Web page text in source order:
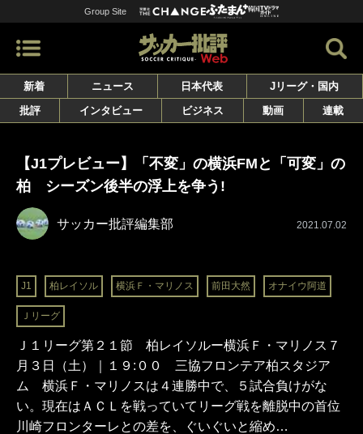
Group Site
新着 ニュース 日本代表
Jリーグ・国内
批評
インタビュー ビジネス 動画 連載
【J1プレビュー】「不変」の横浜FMと「可変」の
柏 シーズン後半の浮上を争う!
サッカー批評編集部 2021.07.02
J1 柏レイソル 横浜Ｆ・マリノス 前田大然 オナイウ阿道
Ｊリーグ
Ｊ１リーグ第２１節 柏レイソルー横浜Ｆ・マリノス７
月３日（土）｜１９:００ 三協フロンテア柏スタジア
ム 横浜Ｆ・マリノスは４連勝中で、５試合負けがな
い。現在はＡＣＬを戦っていてリーグ戦を離脱中の首位
川崎フロンターレとの差を、ぐいぐいと縮め…